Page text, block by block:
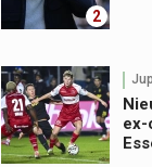
2
ex-